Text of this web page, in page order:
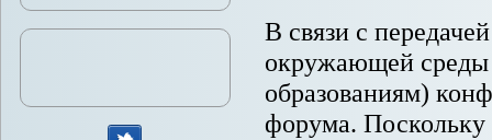
В связи с
окружающей
образованиям)
форума. Поскольку